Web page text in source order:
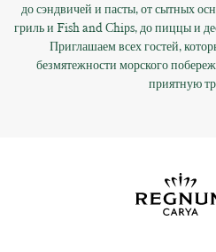
до сэндвичей и пасты, от сытных
гриль и Fish and Сhiрs, до пиццы и
Приглашаем всех гостей,
безмятежности морского
приятную